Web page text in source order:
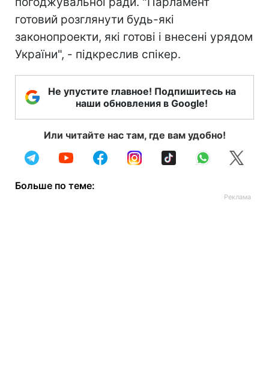
готовий розглянути будь-які
законопроекти, які готові і внесені урядом
України", - підкреслив спікер.
Не упустите главное! Подпишитесь на
наши обновления в Google!
Или читайте нас там, где вам удобно!
Больше по теме: